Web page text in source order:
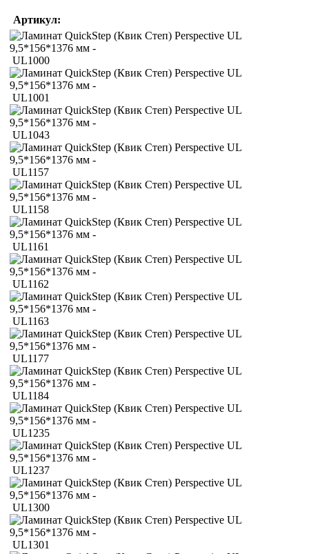
Артикул:
UL1000
UL1001
UL1043
UL1157
UL1158
UL1161
UL1162
UL1163
UL1177
UL1184
UL1235
UL1237
UL1300
UL1301